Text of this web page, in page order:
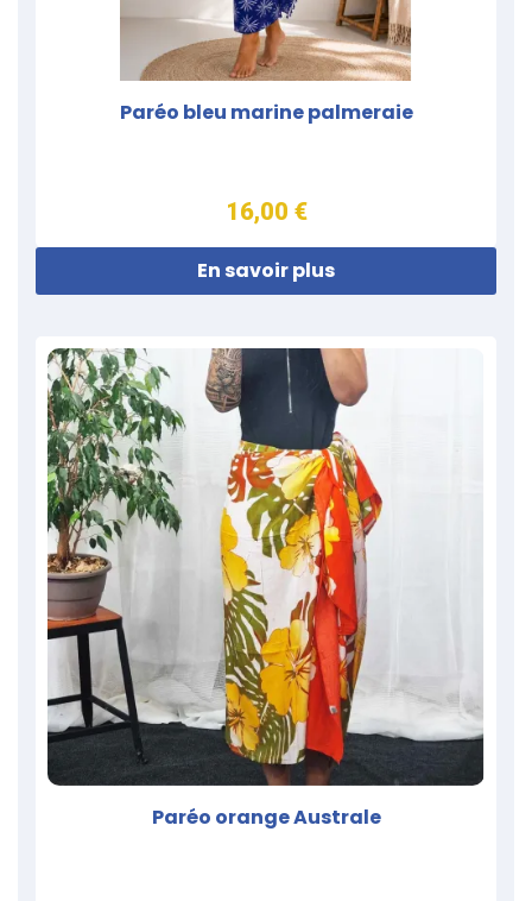
Paréo bleu marine palmeraie
16,00 €
En savoir plus
Paréo orange Australe